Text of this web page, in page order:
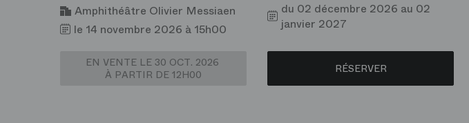
Amphithéâtre Olivier Messiaen
le 14 novembre 2026 à 15h00
EN VENTE LE 30 OCT. 2026
À PARTIR DE 12H00
du 02 décembre 2026 au 02
janvier 2027
RÉSERVER